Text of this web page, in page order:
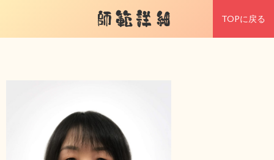
師範詳細 TOPに戻る